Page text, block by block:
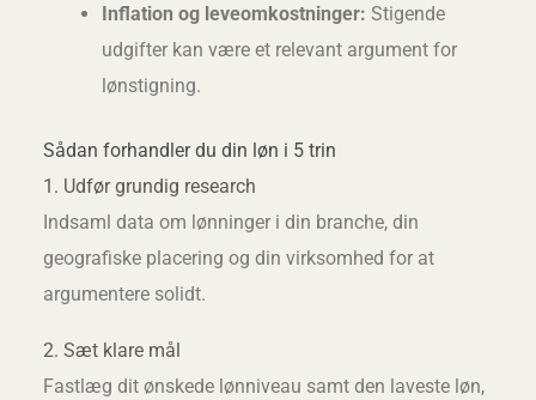
Inflation og leveomkostninger: Stigende
udgifter kan være et relevant argument for
lønstigning.
Sådan forhandler du din løn i 5 trin
1. Udfør grundig research
Indsaml data om lønninger i din branche, din
geografiske placering og din virksomhed for at
argumentere solidt.
2. Sæt klare mål
Fastlæg dit ønskede lønniveau samt den laveste løn,